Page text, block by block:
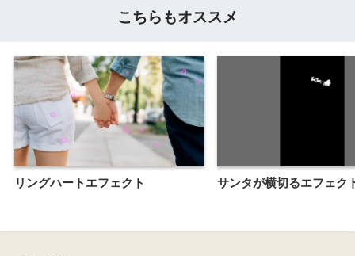
こちらもオススメ
リングハートエフェクト サンタが横切るエフェク